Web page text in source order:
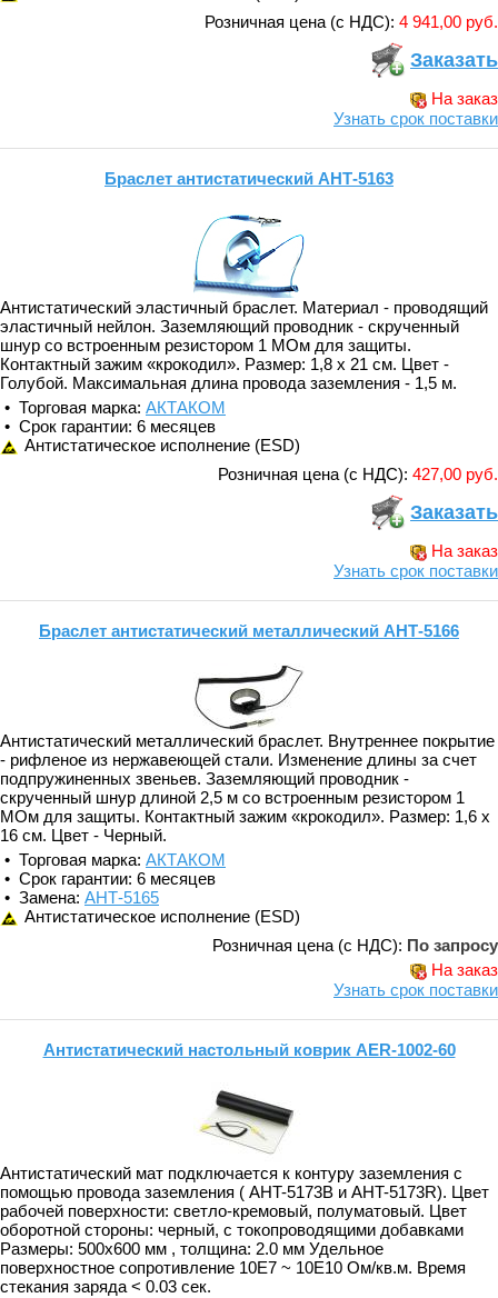
Розничная цена (с НДС): 4 941,00 руб.
Заказать
На заказ
Узнать срок поставки
Браслет антистатический АНТ-5163
Антистатический эластичный браслет. Материал - проводящий
эластичный нейлон. Заземляющий проводник - скрученный
шнур со встроенным резистором 1 МОм для защиты.
Контактный зажим «крокодил». Размер: 1,8 х 21 см. Цвет -
Голубой. Максимальная длина провода заземления - 1,5 м.
• Торговая марка: АКТАКОМ
• Срок гарантии: 6 месяцев
Антистатическое исполнение (ESD)
Розничная цена (с НДС): 427,00 руб.
Заказать
На заказ
Узнать срок поставки
Браслет антистатический металлический АНТ-5166
Антистатический металлический браслет. Внутреннее покрытие
- рифленое из нержавеющей стали. Изменение длины за счет
подпружиненных звеньев. Заземляющий проводник -
скрученный шнур длиной 2,5 м со встроенным резистором 1
МОм для защиты. Контактный зажим «крокодил». Размер: 1,6 х
16 см. Цвет - Черный.
• Торговая марка: АКТАКОМ
• Срок гарантии: 6 месяцев
• Замена: АНТ-5165
Антистатическое исполнение (ESD)
Розничная цена (с НДС): По запросу
На заказ
Узнать срок поставки
Антистатический настольный коврик AER-1002-60
Антистатический мат подключается к контуру заземления с
помощью провода заземления ( AHT-5173B и AHT-5173R). Цвет
рабочей поверхности: светло-кремовый, полуматовый. Цвет
оборотной стороны: черный, с токопроводящими добавками
Размеры: 500х600 мм , толщина: 2.0 мм Удельное
поверхностное сопротивление 10E7 ~ 10E10 Ом/кв.м. Время
стекания заряда < 0.03 сек.